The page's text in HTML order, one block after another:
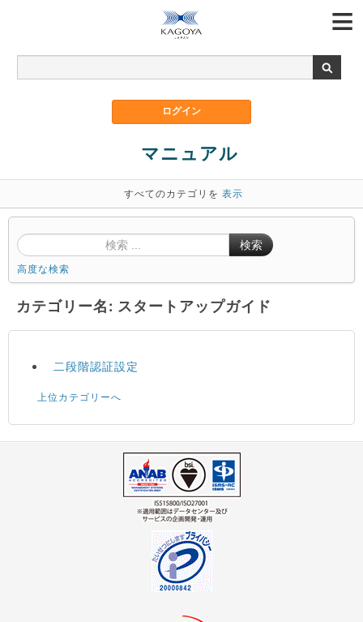
マニュアル
すべてのカテゴリを 表示
検索
高度な検索
カテゴリー名: スタートアップガイド
二段階認証設定
上位カテゴリーへ